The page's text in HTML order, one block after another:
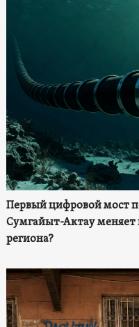
Первый цифровой мост
Сумгайыт-Актау меняет
региона?